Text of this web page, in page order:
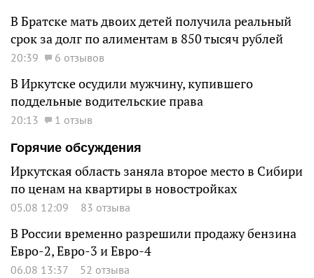
В Братске мать двоих детей получила реальный
срок за долг по алиментам в 850 тысяч рублей
20:39 6 отзывов
В Иркутске осудили мужчину, купившего
поддельные водительские права
20:13
1 отзыв
Горячие обсуждения
Иркутская область заняла второе место в Сибири
по ценам на квартиры в новостройках
05.08 12:09 83 отзыва
В России временно разрешили продажу бензина
Евро-2, Евро-3 и Евро-4
06.08 13:37 52 отзыва